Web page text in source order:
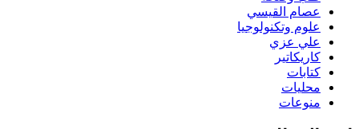
عصام القيسي
علوم وتكنولوجيا
علي عزي
كاريكاتير
كتابات
محليات
منوعات